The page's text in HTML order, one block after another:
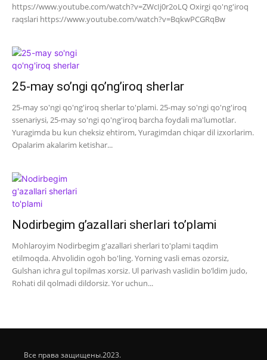
https://www.youtube.com/watch?v=ZWcIj0r2oLQ Oxirgi qo'ng'iroq
raqslari https://www.youtube.com/watch?v=BqkwPCGRqBw
25-may so’ngi qo’ng’iroq sherlar
25-may so'ngi qo'ng'iroq sherlar to'plami. 25-may so'ngi qo'ng'iroq
ssenariysi, 25-may so'ngi qo'ng'iroq barcha foydali ma'lumotlar.
Yuragimda bu kun cheksiz ehtirom, Yuragimdan chiqar dil izxorlarim.
Opalarim akalarim ketishar...
Nodirbegim g’azallari sherlari to’plami
Mohlaroyim Nodirbegim g'azallari sherlari to'plami taqdim
etilmoqda. Ahvolidin ogoh bo'ling. Yorning vasli emas ozorsiz,
Gulshan ichra gul topilmas xorsiz. Ul parivash vaslidin bo’ldim judo,
Rohati dil qolmadi dildorsiz. Yor uchun...
Все права защищены.2023.